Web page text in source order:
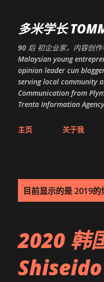
多米学长
90 后 初企业家，内容创
Malaysian young
opinion leader cun
serving local community
Communication from
Trenta Information
主页 关于我
目前显示的是 2019的
2020 韩